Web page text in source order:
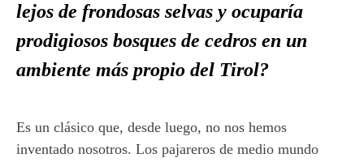
lejos de frondosas selvas y ocuparía
prodigiosos bosques de cedros en un
ambiente más propio del Tirol?
Es un clásico que, desde luego, no nos hemos
inventado nosotros. Los pajareros de medio mundo